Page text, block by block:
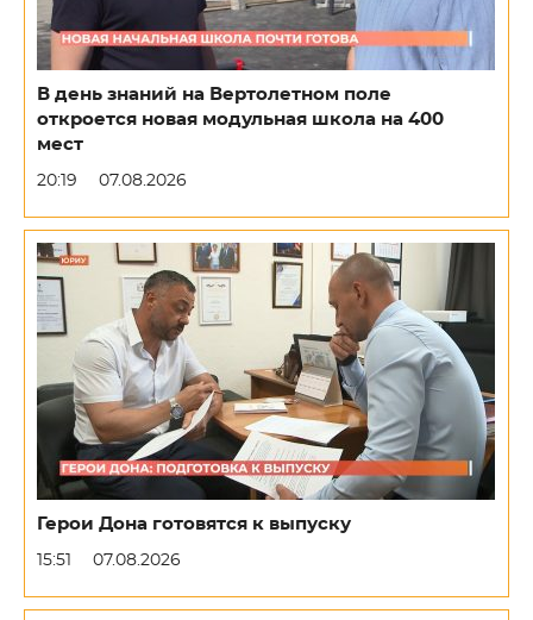
В день знаний на Вертолетном поле
откроется новая модульная школа на 400
мест
20:19 07.08.2026
Герои Дона готовятся к выпуску
15:51 07.08.2026